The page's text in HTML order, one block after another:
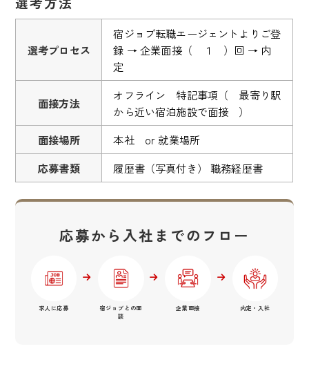
選考プロセス
宿ジョブ転職エージェントよりご登
録 → 企業面接（ １ ）回 → 内
定
面接方法
オフライン 特記事項（ 最寄り駅
から近い宿泊施設で面接 ）
面接場所
本社 or 就業場所
応募書類
履歴書（写真付き） 職務経歴書
応募から入社までのフロー
求人に応募
宿ジョブとの面
談
企業面接 内定・入社